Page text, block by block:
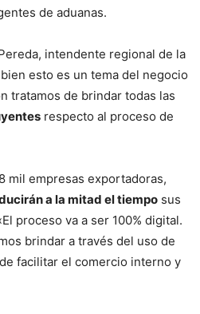
de aduanas.
intendente regional de la
esto es un tema del negocio
tratamos de brindar todas las
respecto al proceso de
mil empresas exportadoras,
a la mitad el tiempo sus
proceso va a ser 100% digital.
brindar a través del uso de
facilitar el comercio interno y